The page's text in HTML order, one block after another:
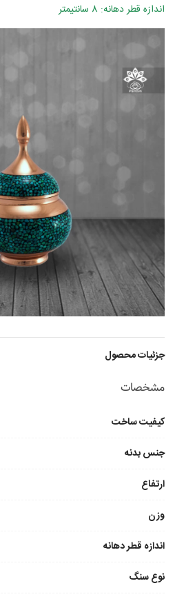
اندازه قطر دهانه: 8 سانتیمتر
جزئیات محصول
مشخصات
کیفیت ساخت
جنس بدنه
ارتفاع
وزن
اندازه قطر دهانه
نوع سنگ